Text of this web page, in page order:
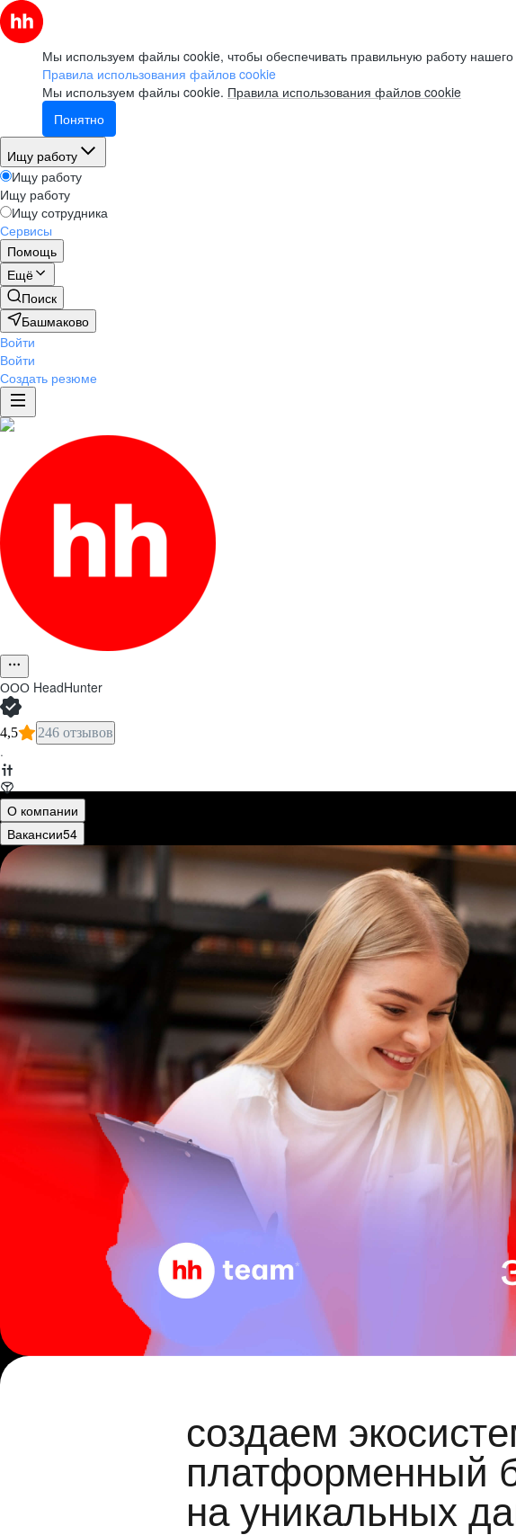
Мы используем файлы cookie, чтобы обеспечивать правильную работу нашего
Правила использования файлов cookie
Мы используем файлы cookie. Правила использования файлов cookie
Понятно
Ищу работу
Ищу работу
Ищу работу
Ищу сотрудника
Сервисы
Помощь
Ещё
Поиск
Башмаково
Войти
Войти
Создать резюме
ООО HeadHunter
4,5 246 отзывов
·
О компании
Вакансии54
создаем
платформенный
на уникальных